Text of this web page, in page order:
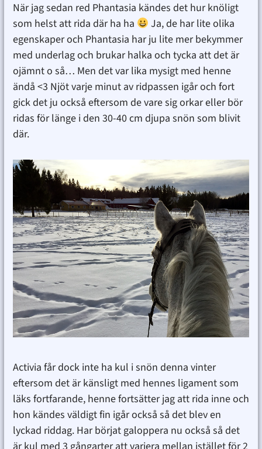
När jag sedan red Phantasia kändes det hur knöligt
som helst att rida där ha ha
Ja, de har lite olika
egenskaper och Phantasia har ju lite mer bekymmer
med underlag och brukar halka och tycka att det är
ojämnt o så… Men det var lika mysigt med henne
ändå <3 Njöt varje minut av ridpassen igår och fort
gick det ju också eftersom de vare sig orkar eller bör
ridas för länge i den 30-40 cm djupa snön som blivit
där.
Activia får dock inte ha kul i snön denna vinter
eftersom det är känsligt med hennes ligament som
läks fortfarande, henne fortsätter jag att rida inne och
hon kändes väldigt fin igår också så det blev en
lyckad riddag. Har börjat galoppera nu också så det